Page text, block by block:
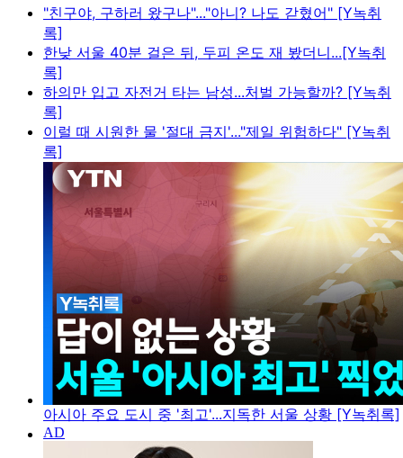
"친구야, 구하러 왔구나"..."아니? 나도 갇혔어" [Y녹취
록]
한낮 서울 40분 걸은 뒤, 두피 온도 재 봤더니...[Y녹취
록]
하의만 입고 자전거 타는 남성...처벌 가능할까? [Y녹취
록]
이럴 때 시원한 물 '절대 금지'..."제일 위험하다" [Y녹취
록]
아시아 주요 도시 중 '최고'...지독한 서울 상황 [Y녹취록]